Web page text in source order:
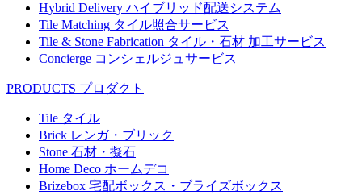
Hybrid Delivery ハイブリッド配送システム
Tile Matching タイル照合サービス
Tile & Stone Fabrication タイル・石材 加工サービス
Concierge コンシェルジュサービス
PRODUCTS プロダクト
Tile タイル
Brick レンガ・ブリック
Stone 石材・擬石
Home Deco ホームデコ
Brizebox 宅配ボックス・ブライズボックス